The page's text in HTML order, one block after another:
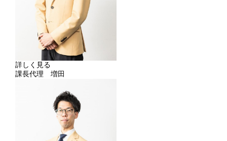
詳しく見る
課長代理 増田